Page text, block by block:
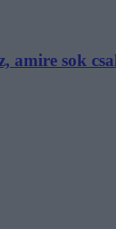
amire sok